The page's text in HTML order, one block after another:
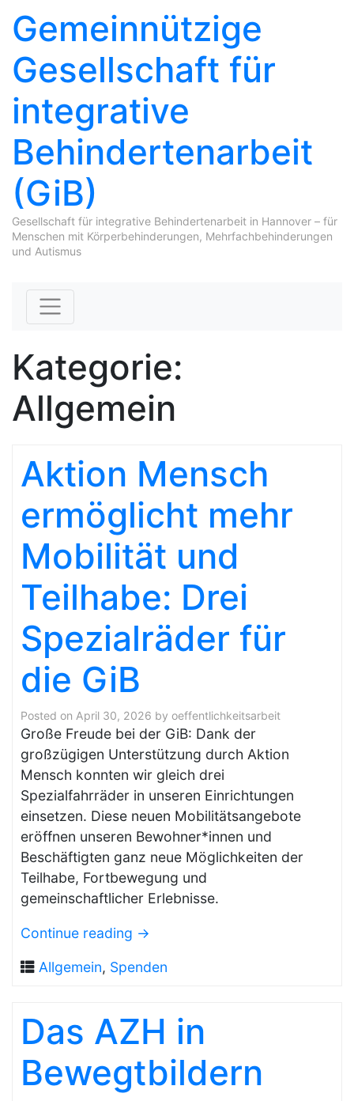
Gemeinnützige
Gesellschaft für
integrative
Behindertenarbeit
(GiB)
Gesellschaft für integrative Behindertenarbeit in Hannover – für
Menschen mit Körperbehinderungen, Mehrfachbehinderungen
und Autismus
Kategorie:
Allgemein
Aktion Mensch
ermöglicht mehr
Mobilität und
Teilhabe: Drei
Spezialräder für
die GiB
Posted on April 30, 2026 by oeffentlichkeitsarbeit
Große Freude bei der GiB: Dank der
großzügigen Unterstützung durch Aktion
Mensch konnten wir gleich drei
Spezialfahrräder in unseren Einrichtungen
einsetzen. Diese neuen Mobilitätsangebote
eröffnen unseren Bewohner*innen und
Beschäftigten ganz neue Möglichkeiten der
Teilhabe, Fortbewegung und
gemeinschaftlicher Erlebnisse.
Continue reading →
Allgemein, Spenden
Das AZH in
Bewegtbildern